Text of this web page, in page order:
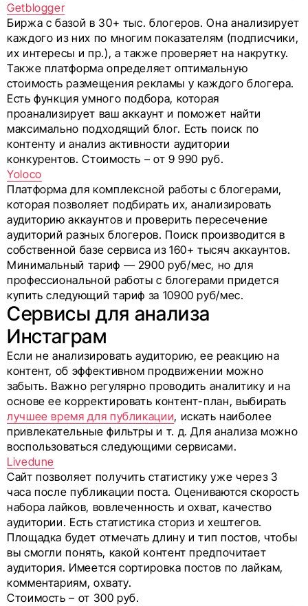
Getblogger
Биржа с базой в 30+ тыс. блогеров. Она анализирует
каждого из них по многим показателям (подписчики,
их интересы и пр.), а также проверяет на накрутку.
Также платформа определяет оптимальную
стоимость размещения рекламы у каждого блогера.
Есть функция умного подбора, которая
проанализирует ваш аккаунт и поможет найти
максимально подходящий блог. Есть поиск по
контенту и анализ активности аудитории
конкурентов. Стоимость – от 9 990 руб.
Yoloco
Платформа для комплексной работы с блогерами,
которая позволяет подбирать их, анализировать
аудиторию аккаунтов и проверить пересечение
аудиторий разных блогеров. Поиск производится в
собственной базе сервиса из 160+ тысяч аккаунтов.
Минимальный тариф — 2900 руб/мес, но для
профессиональной работы с блогерами придется
купить следующий тариф за 10900 руб/мес.
Сервисы для анализа
Инстаграм
Если не анализировать аудиторию, ее реакцию на
контент, об эффективном продвижении можно
забыть. Важно регулярно проводить аналитику и на
основе ее корректировать контент-план, выбирать
лучшее время для публикации, искать наиболее
привлекательные фильтры и т. д. Для анализа можно
воспользоваться следующими сервисами.
Livedune
Сайт позволяет получить статистику уже через 3
часа после публикации поста. Оцениваются скорость
набора лайков, вовлеченность и охват, качество
аудитории. Есть статистика сториз и хештегов.
Площадка будет отмечать длину и тип постов, чтобы
вы смогли понять, какой контент предпочитает
аудитория. Имеется сортировка постов по лайкам,
комментариям, охвату.
Стоимость – от 300 руб.